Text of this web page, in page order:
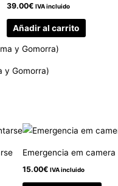
39.00€ IVA incluido
Añadir al carrito
y Gomorra)
Emergencia em camera
15.00€ IVA incluido